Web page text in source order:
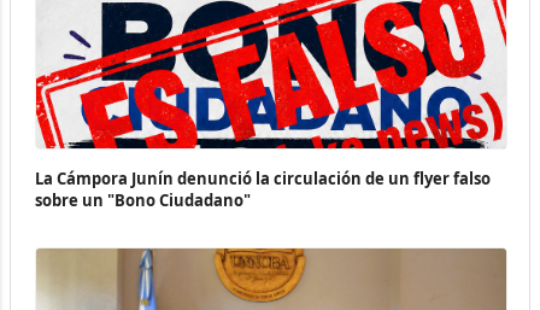
La Cámpora Junín denunció la circulación de un flyer falso
sobre un "Bono Ciudadano"